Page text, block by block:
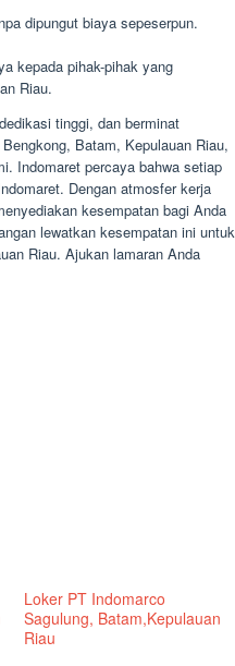
dipungut biaya sepeserpun.
kepada pihak-pihak yang
Riau.
tinggi, dan berminat
Batam, Kepulauan Riau,
Indomaret percaya bahwa setiap
Dengan atmosfer kerja
kesempatan bagi Anda
lewatkan kesempatan ini untuk
Riau. Ajukan lamaran Anda
Loker PT Indomarco
Sagulung, Batam,Kepulauan
Riau